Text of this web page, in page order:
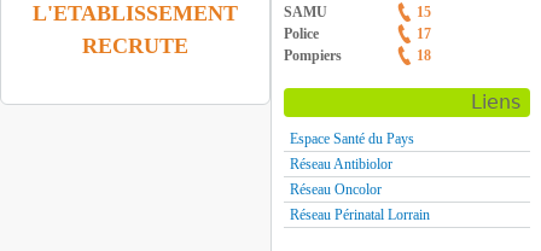
L'ETABLISSEMENT
RECRUTE
SAMU
15
Police
17
Pompiers
18
Liens
Espace Santé du Pays
Réseau Antibiolor
Réseau Oncolor
Réseau Périnatal Lorrain